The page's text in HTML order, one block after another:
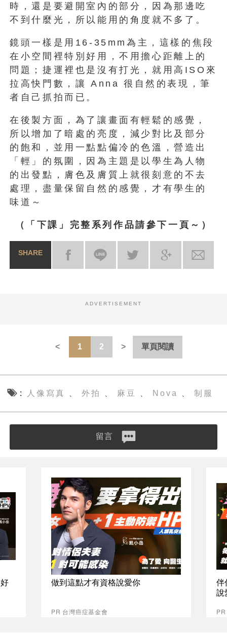
時，還是要避開室內的部分，因為那邊吃
不到什麼光，所以能用的角度就不多了。
鏡頭一樣是用16-35mm為主，這樣的焦段
在小空間裡特別好用，不用擔心距離上的
問題；捷運裡也是沒有打光，就用高ISO來
拉高快門數，讓 Anna 很自然的表現，筆
者自己抓拍而已。
在後製方面，為了讓畫面有輕鬆的感覺，
所以增加了暗處的亮度，減少對比及部分
的飽和，並用一點點偏冷的色溫，營造出
「輕」的氛圍，因為主題是以學生為人物
的出發點，膚色及膚質上就很刻意的不去
處理，盡量保留自然的感覺，才有學生的
味道～
（「下課」完整系列作品請參下一頁～）
SHARE
ADVERTISEMENT
1 2 單頁閱讀
人像寫真 外拍 麻豆 Nova 制服
留言
做到這點才有資格說愛你
PR 台灣癌症基金會
伴
說